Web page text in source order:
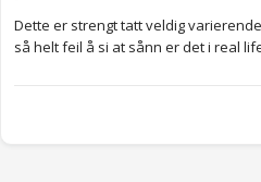
Dette er strengt tatt veldig
så helt feil å si at sånn er det i real